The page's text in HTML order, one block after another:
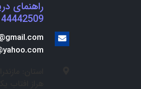
راهنمای